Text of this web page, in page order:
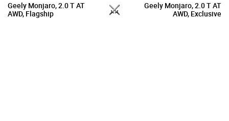
Geely Monjaro, 2.0 T AT
AWD, Flagship
Geely Monjaro, 2.0 T AT
AWD, Exclusive